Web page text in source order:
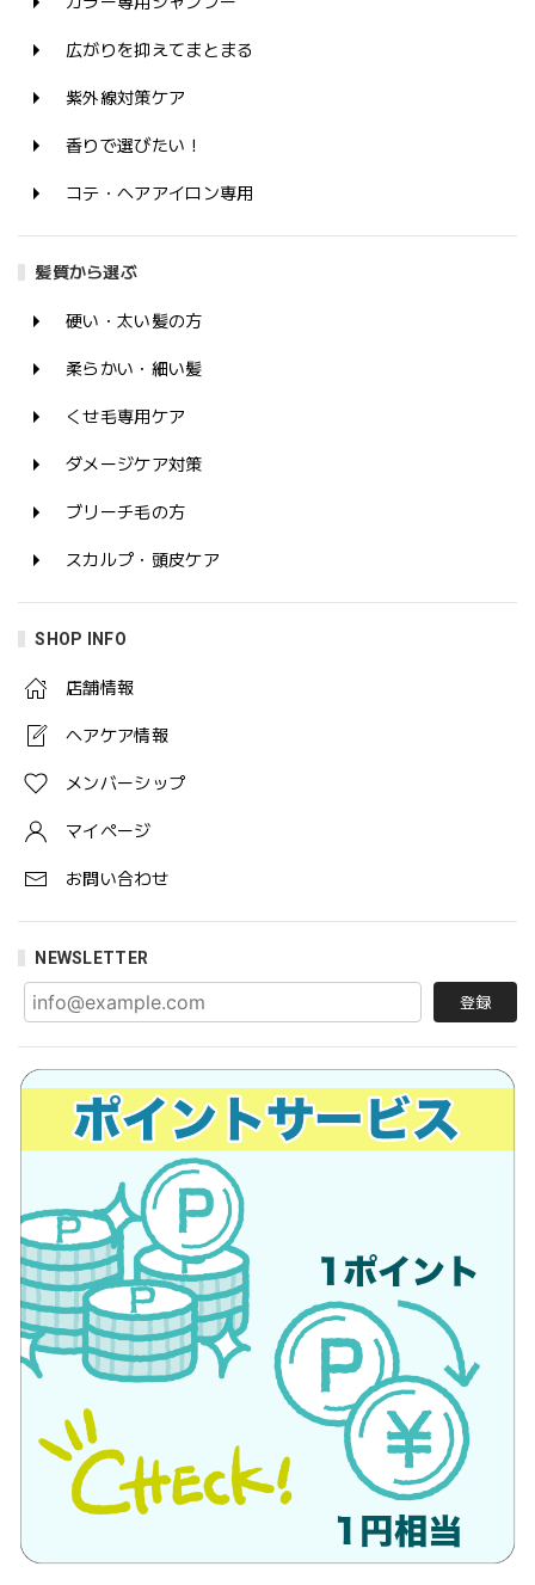
広がりを抑えてまとまる
紫外線対策ケア
香りで選びたい！
コテ・ヘアアイロン専用
髪質から選ぶ
硬い・太い髪の方
柔らかい・細い髪
くせ毛専用ケア
ダメージケア対策
ブリーチ毛の方
スカルプ・頭皮ケア
SHOP INFO
店舗情報
ヘアケア情報
メンバーシップ
マイページ
お問い合わせ
NEWSLETTER
登録